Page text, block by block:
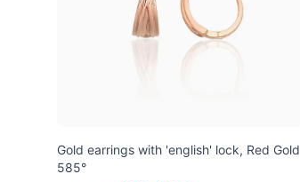
Gold earrings with 'english' lock, Red Gold
585°